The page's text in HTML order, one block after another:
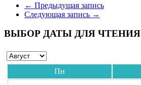
Отправить
← Предыдущая запись
Следующая запись →
ВЫБОР ДАТЫ ДЛЯ ЧТЕНИЯ
Пн